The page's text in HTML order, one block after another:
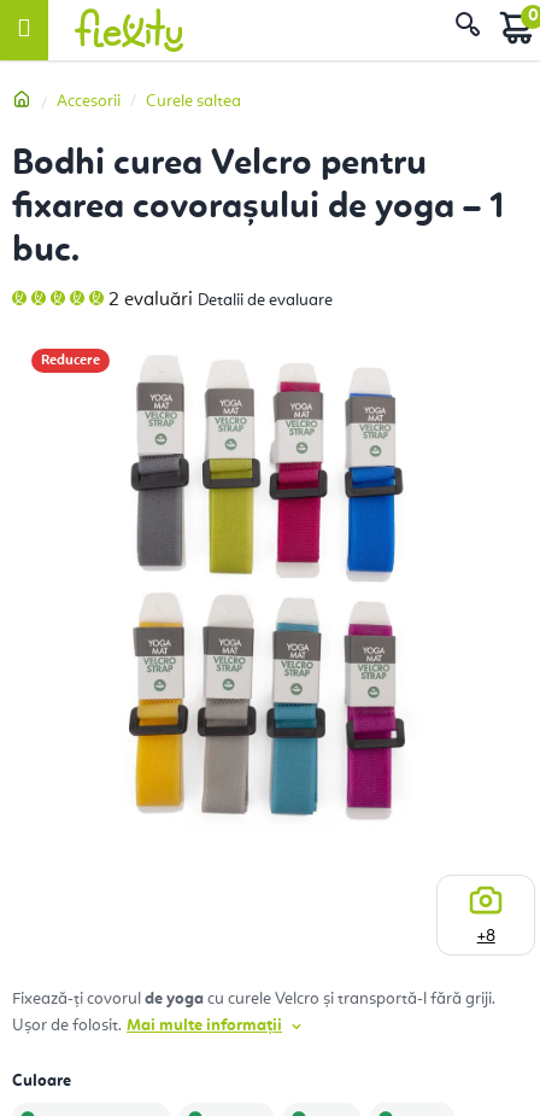
AcasăAccesorii Curele saltea
Fixează-ți covorul de yoga cu curele Velcro și transportă-l fără griji.
Ușor de folosit. Mai multe informații
Culoare
Bodhi curea Velcro pentru
fixarea covorașului de yoga – 1
buc.
Evaluarea
medie
este
5,0
stele.
2 evaluări Detalii de evaluare
Reducere
+8